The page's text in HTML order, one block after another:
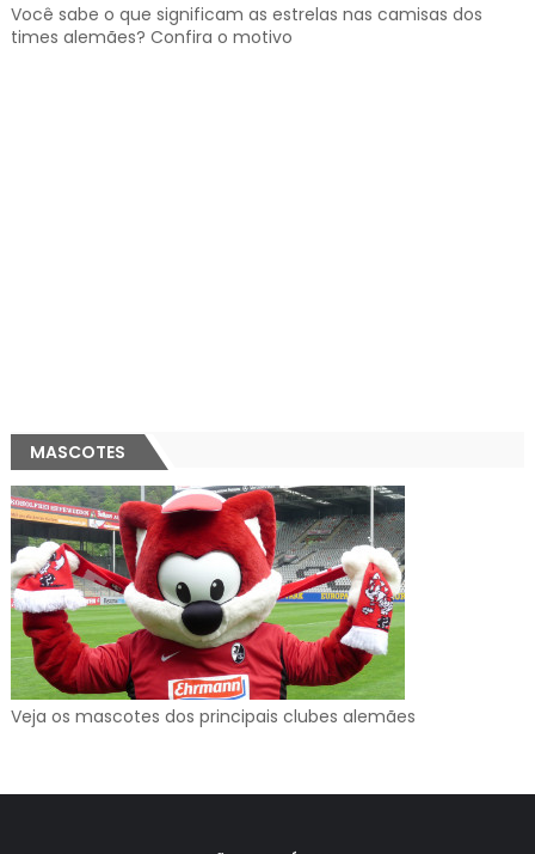
Você sabe o que significam as estrelas nas camisas dos
times alemães? Confira o motivo
MASCOTES
Veja os mascotes dos principais clubes alemães